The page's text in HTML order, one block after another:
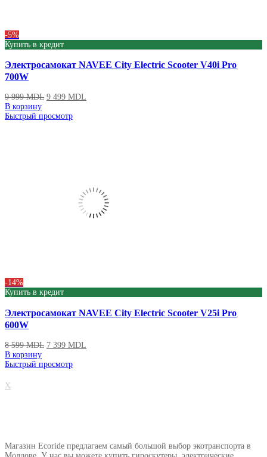
-5%
Купить в кредит
Электросамокат NAVEE City Electric Scooter V40i Pro
700W
9 999MDL 9 499 MDL
В корзину
Быстрый просмотр
-14%
Купить в кредит
Электросамокат NAVEE City Electric Scooter V25i Pro
600W
8 599MDL 7 399 MDL
В корзину
Быстрый просмотр
X
Магазин Ecoride предлагаем самый большой выбор экотранспорта в